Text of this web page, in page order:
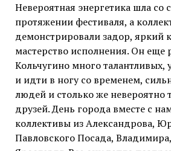
Невероятная энергетика шла со
протяжении фестиваля, а
демонстрировали задор, яркий
мастерство исполнения. Он еще
Кольчугино много
и идти в ногу со временем,
людей и столько же невероятно
друзей. День города вместе с
коллективы из Александрова,
Павловского Посада,